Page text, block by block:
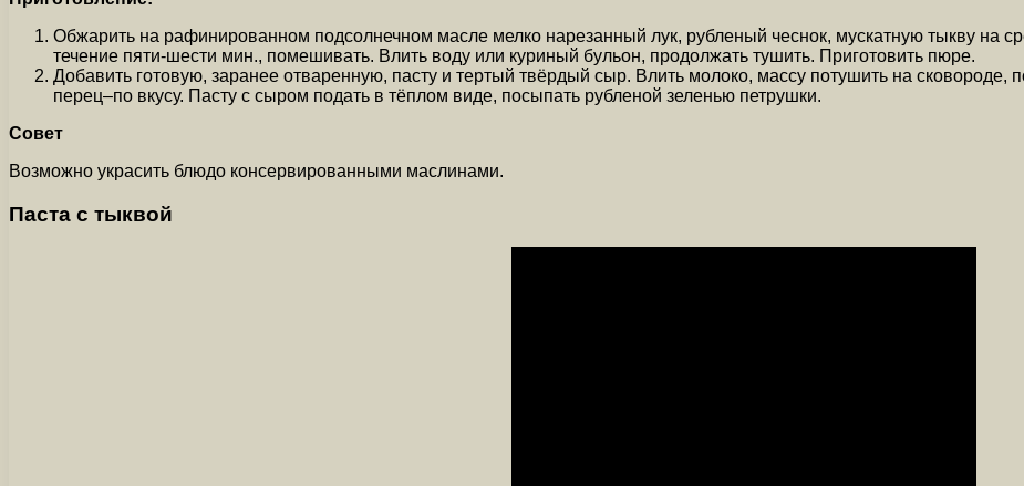
Обжарить на рафинированном подсолнечном масле мелко нарезанный лук, рубленый чеснок, мускатную тыкву на
течение пяти-шести мин., помешивать. Влить воду или куриный бульон, продолжать тушить. Приготовить пюре.
Добавить готовую, заранее отваренную, пасту и тертый твёрдый сыр. Влить молоко, массу потушить на
перец–по вкусу. Пасту с сыром подать в тёплом виде, посыпать рубленой зеленью петрушки.
Совет
Возможно украсить блюдо консервированными маслинами.
Паста с тыквой